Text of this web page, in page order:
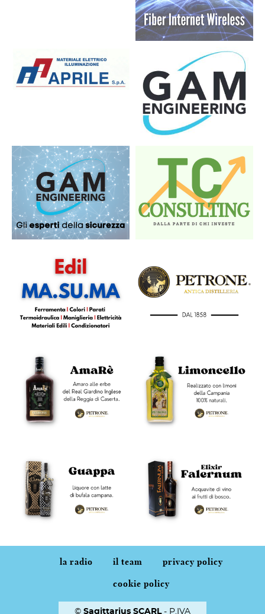
la radio il team privacy policy
cookie policy
© Sagittarius SCARL- P.IVA